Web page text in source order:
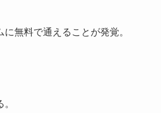
無料で通えることが発覚。